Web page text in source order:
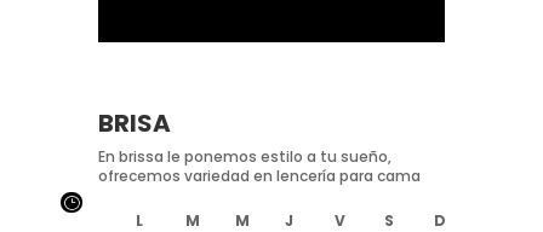
BRISA
En brissa le ponemos estilo a tu sueño,
ofrecemos variedad en lencería para cama
L M M J V S
D
}